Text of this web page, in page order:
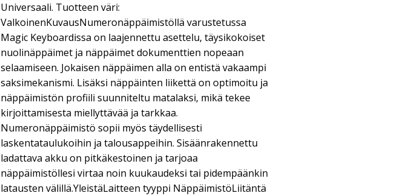
Universaali. Tuotteen väri:
ValkoinenKuvausNumeronäppäimistöllä varustetussa
Magic Keyboardissa on laajennettu asettelu, täysikokoiset
nuolinäppäimet ja näppäimet dokumenttien nopeaan
selaamiseen. Jokaisen näppäimen alla on entistä vakaampi
saksimekanismi. Lisäksi näppäinten liikettä on optimoitu ja
näppäimistön profiili suunniteltu matalaksi, mikä tekee
kirjoittamisesta miellyttävää ja tarkkaa.
Numeronäppäimistö sopii myös täydellisesti
laskentataulukoihin ja talousappeihin. Sisäänrakennettu
ladattava akku on pitkäkestoinen ja tarjoaa
näppäimistöllesi virtaa noin kuukaudeksi tai pidempäänkin
latausten välillä.YleistäLaitteen tyyppi NäppäimistöLiitäntä